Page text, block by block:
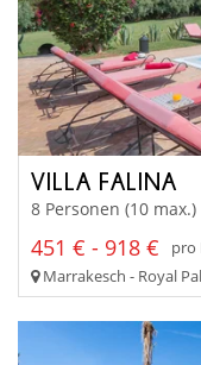
VILLA FALINA
8 Personen (10
451 € - 918 €
pro
Marrakesch - Royal